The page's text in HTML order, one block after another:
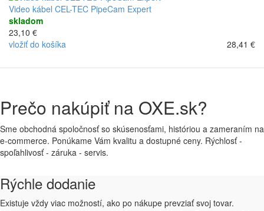
Video kábel CEL-TEC PipeCam Expert
skladom
23,10 €
28,41 €
vložiť do košíka
Prečo nakúpiť na OXE.sk?
Sme obchodná spoločnosť so skúsenosťami, históriou a zameraním na
e-commerce. Ponúkame Vám kvalitu a dostupné ceny. Rýchlosť -
spoľahlivosť - záruka - servis.
Rýchle dodanie
Existuje vždy viac možností, ako po nákupe prevziať svoj tovar.